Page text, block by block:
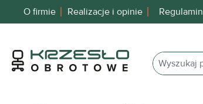
Przejdź do głównej nawigacji
O firmie Realizacje i opinie Regulamin